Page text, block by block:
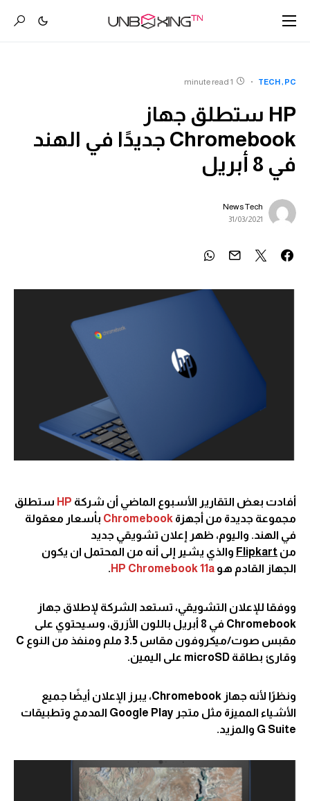
PC
TECH
1 minute read
HP ستطلق جهاز
Chromebook جديدًا في الهند
في 8 أبريل
News Tech
31/03/2021
أفادت بعض التقارير الأسبوع الماضي أن شركة HP ستطلق
مجموعة جديدة من أجهزة Chromebook بأسعار معقولة
في الهند. واليوم، ظهر إعلان تشويقي جديد
من Flipkart والذي يشير إلى أنه من المحتمل ان يكون
الجهاز القادم هو HP Chromebook 11a
.
ووفقا للإعلان التشويقي، تستعد الشركة لإطلاق جهاز
Chromebook في 8 أبريل باللون الأزرق، وسيحتوي على
مقبس صوت/ميكروفون مقاس 3.5 ملم ومنفذ من النوع C
وقارئ بطاقة microSD على اليمين.
ونظرًا لأنه جهاز Chromebook، يبرز الإعلان أيضًا جميع
الأشياء المميزة مثل متجر Google Play المدمج وتطبيقات
G Suite والمزيد.